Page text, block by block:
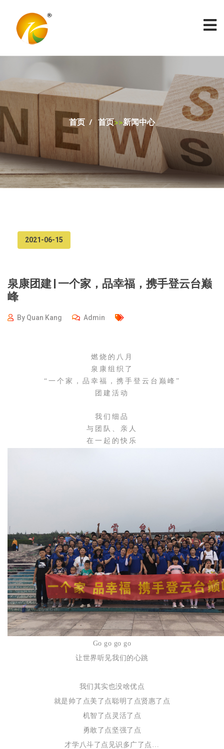
首页 首页>>新闻中心
2021-06-15
泉康团建 | 一个家，品幸福，携手登云台巅
峰
By Quan Kang Admin
燃烧的八月
泉康 组织了
“一个家，品幸福，携手登云台巅峰”
团建活动
我们细品
与团队、亲人
在一起的快乐
Go go go go
让世界听见我们的心跳
我们其实也没啥优点
就是帅了点美了点聪明了点贤惠了点
机智了点灵活了点
勇敢了点坚强了点
才学八斗了点见识多广了点…